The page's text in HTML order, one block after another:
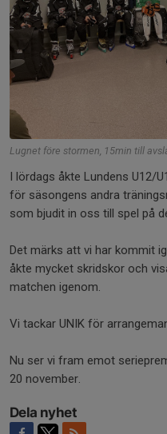
Lugnet före stormen, 15min till
I lördags åkte Lundens U12/
för säsongens andra
som bjudit in oss till spel på
Det märks att vi har kommit
åkte mycket skridskor och
matchen igenom.
Vi tackar UNIK för
Nu ser vi fram emot
20 november.
Dela nyhet